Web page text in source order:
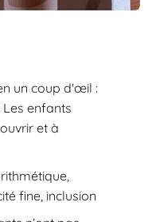
un coup d'œil :
Les enfants
et à
fine, inclusion